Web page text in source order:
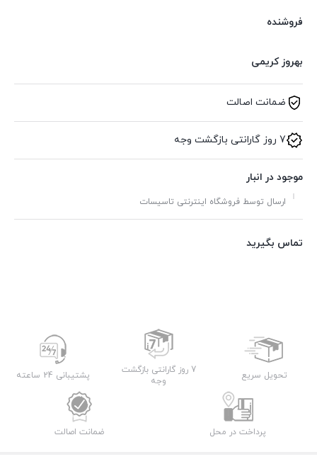
فروشنده
بهروز کریمی
ضمانت اصالت
7 روز گارانتی بازگشت وجه
موجود در انبار
ارسال توسط فروشگاه اینترنتی تاسیسات
تماس بگیرید
تحویل سریع
7 روز گارانتی بازگشت
وجه
پشتیبانی 24 ساعته
پرداخت در محل ضمانت اصالت